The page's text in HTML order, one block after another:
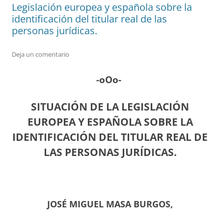
Legislación europea y española sobre la
identificación del titular real de las
personas jurídicas.
Deja un comentario
-oOo-
SITUACIÓN DE LA LEGISLACIÓN
EUROPEA Y ESPAÑOLA SOBRE LA
IDENTIFICACIÓN DEL TITULAR REAL DE
LAS PERSONAS JURÍDICAS.
JOSÉ MIGUEL MASA BURGOS,